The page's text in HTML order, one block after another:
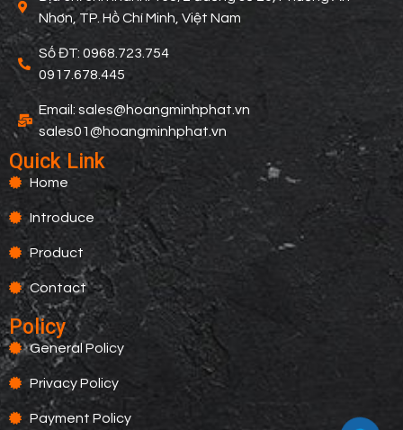
Nhơn, TP. Hồ Chí Minh, Việt Nam
Số ĐT: 0968.723.754
0917.678.445
Email: sales@hoangminhphat.vn
sales01@hoangminhphat.vn
Quick Link
Home
Introduce
Product
Contact
Policy
General Policy
Privacy Policy
Payment Policy